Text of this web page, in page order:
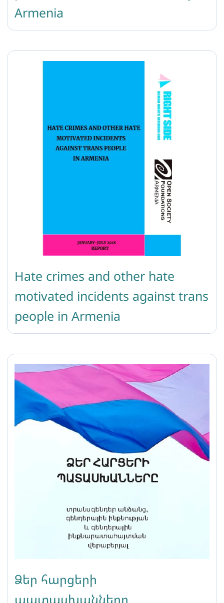
Armenia
Hate crimes and other hate
motivated incidents against trans
people in Armenia
Ձեր հարցերի
պատասխանները